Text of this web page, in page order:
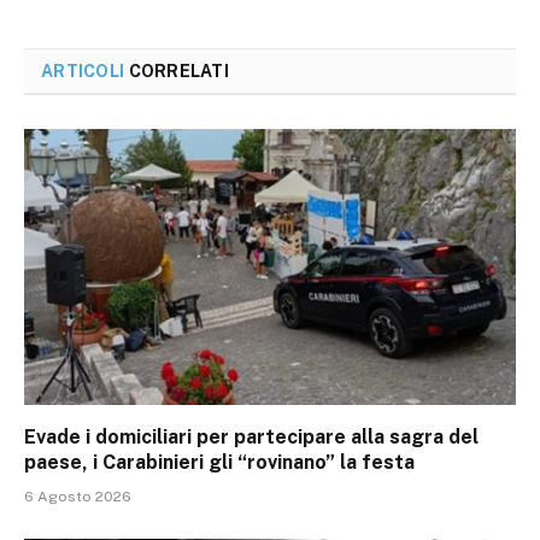
ARTICOLI CORRELATI
Evade i domiciliari per partecipare alla sagra del
paese, i Carabinieri gli “rovinano” la festa
6 Agosto 2026